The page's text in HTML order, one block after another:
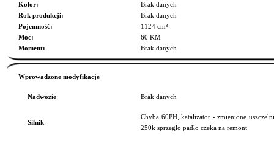
Kolor:
Brak danych
Rok produkcji:
Brak danych
Pojemność:
1124 cm³
Moc:
60 KM
Moment:
Brak danych
Wprowadzone modyfikacje
Nadwozie: Brak danych
Silnik:
Chyba 60PH, katalizator - zmienione
250k sprzegło padło czeka na remont